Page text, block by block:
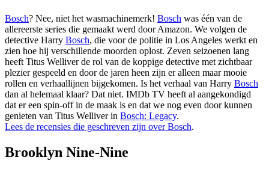
Bosch? Nee, niet het wasmachinemerk! Bosch was één van de
allereerste series die gemaakt werd door Amazon. We volgen de
detective Harry Bosch, die voor de politie in Los Angeles werkt en
zien hoe hij verschillende moorden oplost. Zeven seizoenen lang
heeft Titus Welliver de rol van de koppige detective met zichtbaar
plezier gespeeld en door de jaren heen zijn er alleen maar mooie
rollen en verhaallijnen bijgekomen. Is het verhaal van Harry Bosch
dan al helemaal klaar? Dat niet. IMDb TV heeft al aangekondigd
dat er een spin-off in de maak is en dat we nog even door kunnen
genieten van Titus Welliver in Bosch: Legacy.
Lees de recensies die geschreven zijn over Bosch.
Brooklyn Nine-Nine